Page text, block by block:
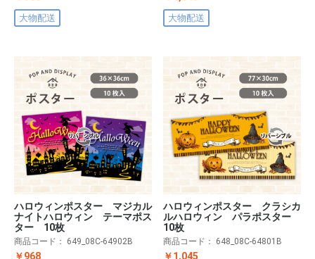
大物配送 大物配送
ハロウィンポスター マジカル
ナイトハロウィン テーマポス
ター 10枚
商品コード： 649_08C-64902B
￥968
ハロウィンポスター クラシカ
ルハロウィン パラポスター
10枚
商品コード： 648_08C-64801B
￥1,045